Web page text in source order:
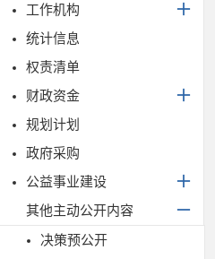
工作机构
统计信息
权责清单
财政资金
规划计划
政府采购
公益事业建设
其他主动公开内容
决策预公开